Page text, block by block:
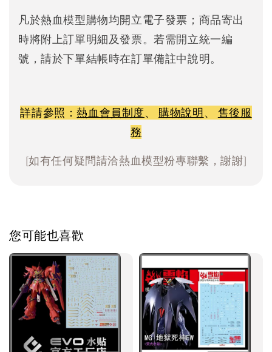
凡於熱血模型購物均開立電子發票；商品寄出
時將附上訂單明細及發票。若需開立統一編
號，請於下單結帳時在訂單備註中說明。
詳請參照：熱血會員制度、 購物說明、 售後服
務
[如有任何疑問請洽熱血模型粉專聯繫，謝謝]
您可能也喜歡